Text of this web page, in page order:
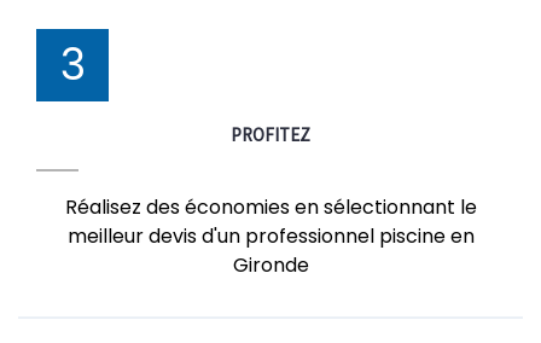
3
PROFITEZ
Réalisez des économies en sélectionnant le
meilleur devis d'un professionnel piscine en
Gironde